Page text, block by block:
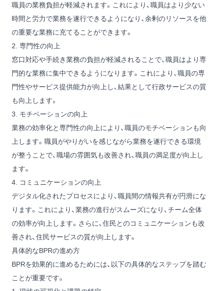
職員の業務負担が軽減されます。これにより、職員はより少ない
時間と労力で業務を遂行できるようになり、余剰のリソースを他
の重要な業務に充てることができます。
2. 専門性の向上
窓口対応や手続き業務の負担が軽減されることで、職員はより専
門的な業務に集中できるようになります。これにより、職員の専
門性やサービス提供能力が向上し、結果として行政サービスの質
も向上します。
3. モチベーションの向上
業務の効率化と専門性の向上により、職員のモチベーションも向
上します。職員がやりがいを感じながら業務を遂行できる環境
が整うことで、職場の雰囲気も改善され、職員の満足度が向上し
ます。
4. コミュニケーションの向上
デジタル化されたプロセスにより、職員間の情報共有が円滑にな
ります。これにより、業務の進行がスムーズになり、チーム全体
の効率が向上します。さらに、住民とのコミュニケーションも改
善され、住民サービスの質が向上します。
具体的なBPRの進め方
BPRを効果的に進めるためには、以下の具体的なステップを踏む
ことが重要です。